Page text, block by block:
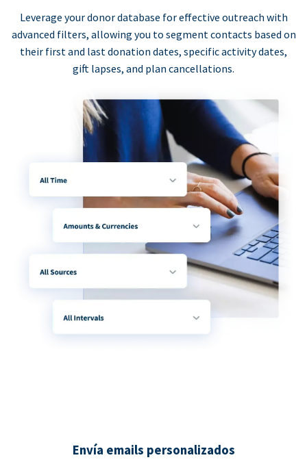
Leverage your donor database for effective outreach with
advanced filters, allowing you to segment contacts based on
their first and last donation dates, specific activity dates,
gift lapses, and plan cancellations.
Envía emails personalizados